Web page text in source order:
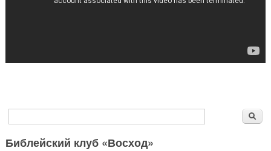
Форма поиска
Библейский клуб «Восход»